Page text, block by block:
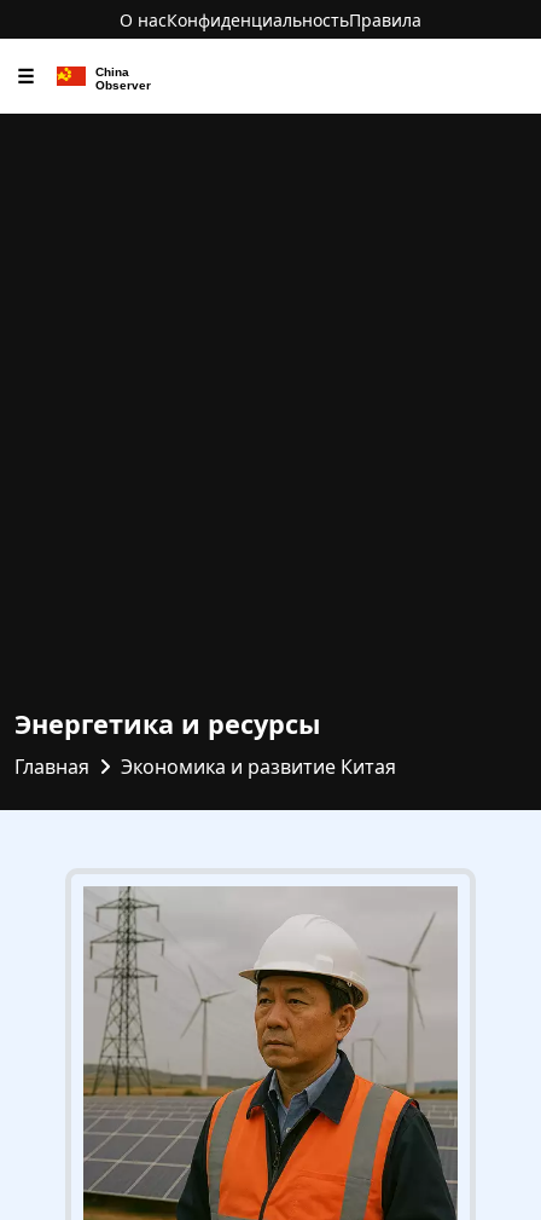
О насКонфиденциальностьПравила
☰
Энергетика и ресурсы
Главная Экономика и развитие Китая